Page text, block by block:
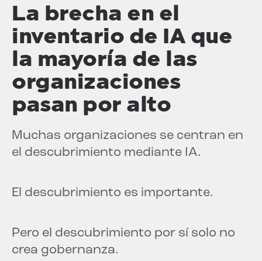
La brecha en el
inventario de IA que
la mayoría de las
organizaciones
pasan por alto
Muchas organizaciones se centran en
el descubrimiento mediante IA.
El descubrimiento es importante.
Pero el descubrimiento por sí solo no
crea gobernanza.